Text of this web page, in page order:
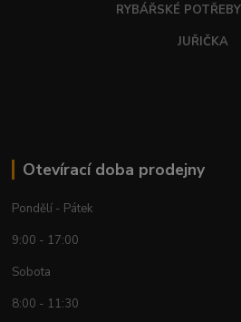
RYBÁŘSKÉ
JUŘIČKA
Otevírací doba prodejny
Pondělí - Pátek
9:00 - 17:00
Sobota
8:00 - 11:30